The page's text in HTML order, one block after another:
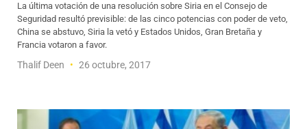
La última votación de una resolución sobre Siria en el Consejo de
Seguridad resultó previsible: de las cinco potencias con poder de veto,
China se abstuvo, Siria la vetó y Estados Unidos, Gran Bretaña y
Francia votaron a favor.
Thalif Deen 26 octubre, 2017